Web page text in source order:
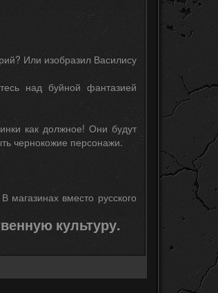
Или изобразил Василису
над буйной фантазией
как должное! Они будут
чернокожие персонажи.
вместо русского
культуру.